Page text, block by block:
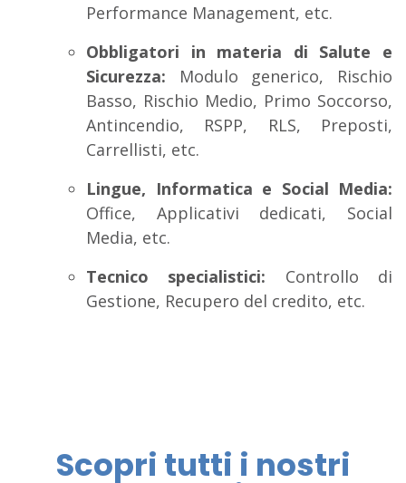
Performance Management, etc.
Obbligatori in materia di Salute e
Sicurezza: Modulo generico, Rischio
Basso, Rischio Medio, Primo Soccorso,
Antincendio, RSPP, RLS, Preposti,
Carrellisti, etc.
Lingue, Informatica e Social Media:
Office, Applicativi dedicati, Social
Media, etc.
Tecnico specialistici: Controllo di
Gestione, Recupero del credito, etc.
Scopri tutti i nostri